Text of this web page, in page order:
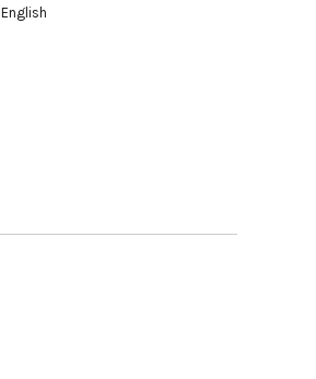
English